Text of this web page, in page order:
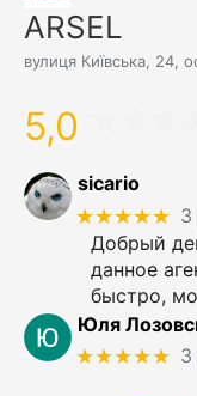
ARSEL
вулиця Київська, 24,
5,0
sicario
★★★★★ 3
Добрый
данное
быстро,
Юля
★★★★★ 3